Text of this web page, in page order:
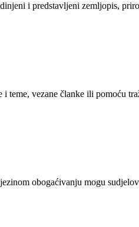
i predstavljeni zemljopis,
teme, vezane članke ili pomoću
obogaćivanju mogu